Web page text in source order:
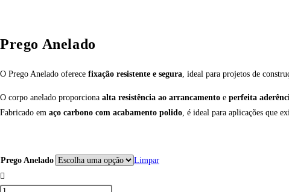
Prego Anelado
O Prego Anelado oferece fixação resistente e segura, ideal para projetos de
O corpo anelado proporciona alta resistência ao arrancamento e perfeita
Fabricado em aço carbono com acabamento polido, é ideal para aplicações que
Prego Anelado Limpar